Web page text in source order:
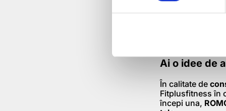
Această
viziunea într-un
Ai o idee de
În calitate de
Fitplusfitness în
începi una,